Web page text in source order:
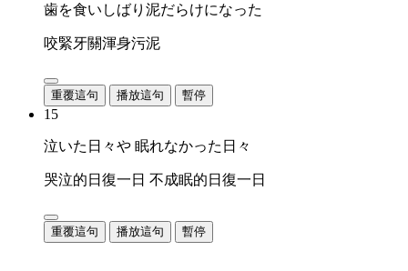
歯を食いしばり泥だらけになった
咬緊牙關渾身污泥
重覆這句 播放這句 暫停
15
泣いた日々や 眠れなかった日々
哭泣的日復一日 不成眠的日復一日
重覆這句 播放這句 暫停